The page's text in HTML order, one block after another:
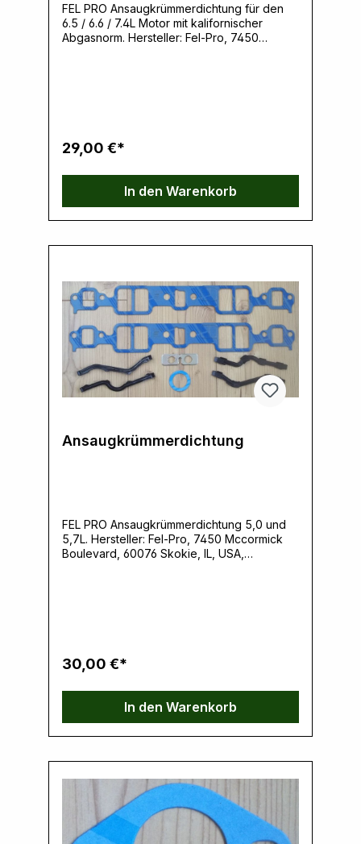
FEL PRO Ansaugkrümmerdichtung für den
6.5 / 6.6 / 7.4L Motor mit kalifornischer
Abgasnorm. Hersteller: Fel-Pro, 7450
29,00 €*
In den Warenkorb
Ansaugkrümmerdichtung
FEL PRO Ansaugkrümmerdichtung 5,0 und
5,7L. Hersteller: Fel-Pro, 7450 Mccormick
Boulevard, 60076 Skokie, IL, USA,
30,00 €*
In den Warenkorb